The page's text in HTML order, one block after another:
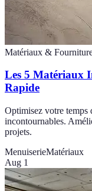
Matériaux &
Les 5 Matériaux
Rapide
Optimisez votre temps
incontournables.
projets.
MenuiserieMatériaux
Aug 1